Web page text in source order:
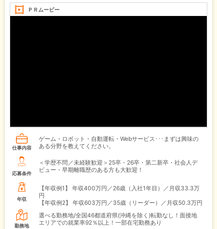
ＰＲムービー
仕事内容
ゲーム・ロボット・自動運転・Webサービス･･･まずは興味の
ある分野を教えてください。
応募条件
＜学歴不問／未経験歓迎＞25卒・26卒・第二新卒・社会人デ
ビュー・早期離職歴のある方も大歓迎！
年収
【年収例1】
年収400万円／26歳（入社1年目）／月収33.3万
円
【年収例2】
年収603万円／35歳（リーダー）／月収50.3万円
勤務地
選べる勤務地/全国46都道府県(沖縄を除く)転勤なし！面接地
エリアでの就業率92％以上！一部在宅勤務あり